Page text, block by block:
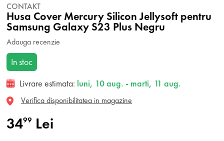
CONTAKT
Husa Cover Mercury Silicon Jellysoft pentru
Samsung Galaxy S23 Plus Negru
Adauga recenzie
In stoc
Livrare estimata: luni, 10 aug. - marti, 11 aug.
Verifica disponibilitatea in magazine
3499 Lei